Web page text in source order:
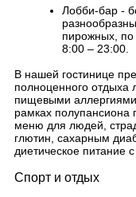
Лобби-бар -
пирожных,
8:00 – 23:00.
В нашей гостинице
полноценного
пищевыми
рамках полупансиона
меню для людей,
глютин, сахарным
диетическое питание
Спорт и отдых